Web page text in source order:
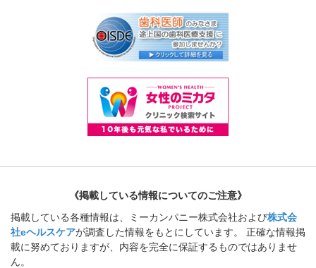
《掲載している情報についてのご注意》
掲載している各種情報は、ミーカンパニー株式会社および株式会
社eヘルスケアが調査した情報をもとにしています。 正確な情報掲
載に努めておりますが、内容を完全に保証するものではありませ
ん。